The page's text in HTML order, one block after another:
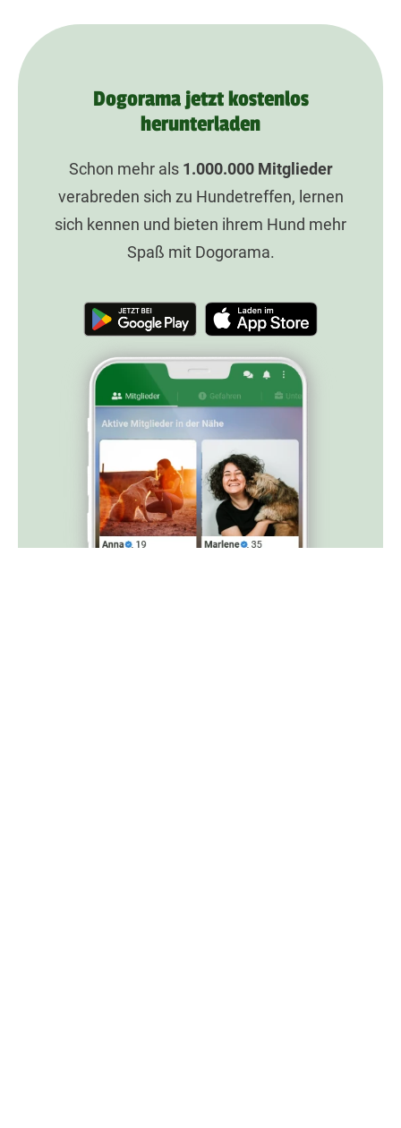
Dogorama jetzt kostenlos
herunterladen
Schon mehr als 1.000.000Mitglieder
verabreden sich zu Hundetreffen, lernen
sich kennen und bieten ihrem Hund mehr
Spaß mit Dogorama.